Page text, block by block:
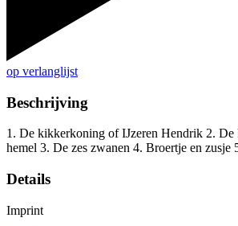
op verlanglijst
Beschrijving
1. De kikkerkoning of IJzeren Hendrik 2. De
hemel 3. De zes zwanen 4. Broertje en zusje
Details
Imprint